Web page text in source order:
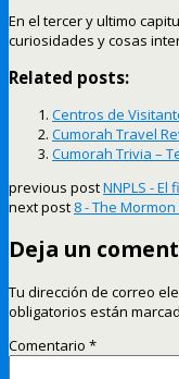
En el tercer y ultimo
curiosidades y cosas
Related posts:
Centros de
Cumorah Travel
Cumorah Trivia –
previous postNNPLS - El
next post 8 - The
Deja un
Tu dirección de correo
obligatorios están
Comentario *